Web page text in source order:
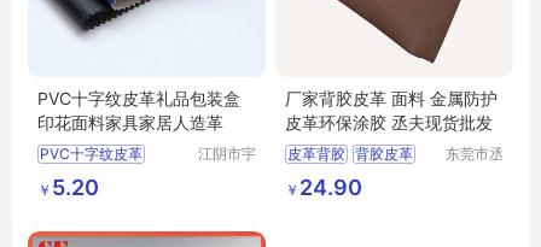
PVC十字纹皮革礼品包装盒
印花面料家具家居人造革
PVC十字纹皮革
江阴市宇
￥ 5.20
厂家背胶皮革 面料 金属防护
皮革环保涂胶 丞夫现货批发
皮革背胶 背胶皮革
自粘pu皮革
丞夫背胶
东莞市丞
￥ 24.90